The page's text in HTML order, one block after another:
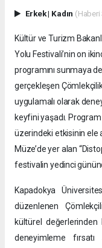
Erkek| Kadın (Haberi
Kültür ve Turizm
Yolu Festivali’nin on
programını sunmaya
gerçekleşen
uygulamalı olarak
keyfini yaşadı.
üzerindeki etkisinin ele
Müze’de yer alan
festivalin yedinci
Kapadokya
düzenlenen
kültürel değerlerinden
deneyimleme